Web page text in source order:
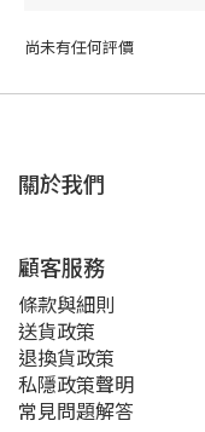
尚未有任何評價
關於我們
顧客服務
條款與細則
送貨政策
退換貨政策
私隱政策聲明
常見問題解答